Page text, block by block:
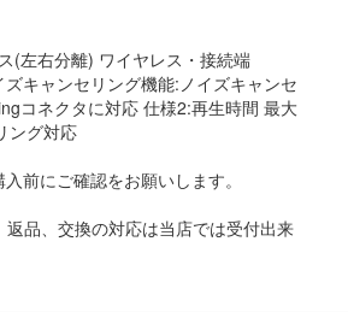
(左右分離) ワイヤレス・接続端
キャンセリング機能:ノイズキャンセ
コネクタに対応 仕様2:再生時間 最大
ング対応
前にご確認をお願いします。
品、交換の対応は当店では受付出来